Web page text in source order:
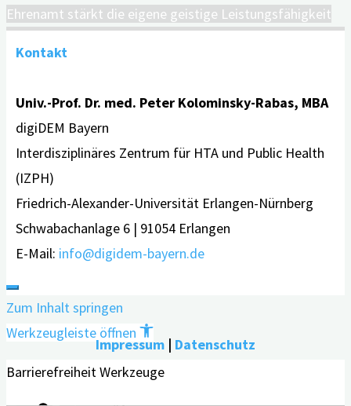
Ehrenamt stärkt die eigene geistige Leistungsfähigkeit
Kontakt
Univ.-Prof. Dr. med. Peter Kolominsky-Rabas, MBA
digiDEM Bayern
Interdisziplinäres Zentrum für HTA und Public Health
(IZPH)
Friedrich-Alexander-Universität Erlangen-Nürnberg
Schwabachanlage 6 | 91054 Erlangen
E-Mail: info@digidem-bayern.de
Impressum | Datenschutz
Zum Inhalt springen
Werkzeugleiste öffnen
Barrierefreiheit Werkzeuge